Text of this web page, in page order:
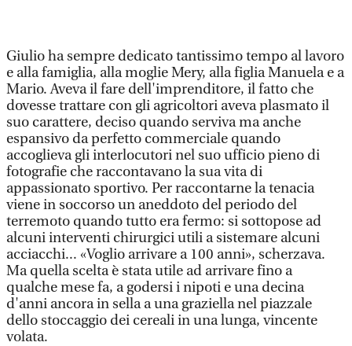
Giulio ha sempre dedicato tantissimo tempo al lavoro
e alla famiglia, alla moglie Mery, alla figlia Manuela e a
Mario. Aveva il fare dell'imprenditore, il fatto che
dovesse trattare con gli agricoltori aveva plasmato il
suo carattere, deciso quando serviva ma anche
espansivo da perfetto commerciale quando
accoglieva gli interlocutori nel suo ufficio pieno di
fotografie che raccontavano la sua vita di
appassionato sportivo. Per raccontarne la tenacia
viene in soccorso un aneddoto del periodo del
terremoto quando tutto era fermo: si sottopose ad
alcuni interventi chirurgici utili a sistemare alcuni
acciacchi... «Voglio arrivare a 100 anni», scherzava.
Ma quella scelta è stata utile ad arrivare fino a
qualche mese fa, a godersi i nipoti e una decina
d'anni ancora in sella a una graziella nel piazzale
dello stoccaggio dei cereali in una lunga, vincente
volata.